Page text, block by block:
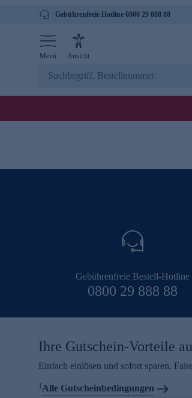
Gebührenfreie Hotline 0800 29 888 88
Menü Ansicht
Gebührenfreie Bestell-Hotline
0800 29 888 88
Ihre Gutschein-Vorteile
Einfach einlösen und sofort sparen.
1Alle Gutscheinbedingungen